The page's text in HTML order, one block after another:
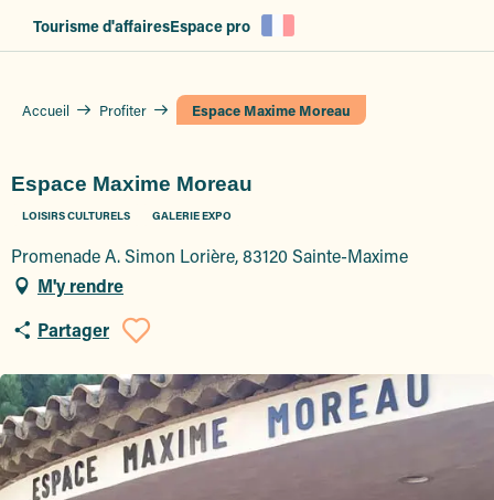
Tourisme d'affairesEspace pro
Accueil Profiter Espace Maxime Moreau
Espace Maxime Moreau
LOISIRS CULTURELS GALERIE EXPO
Promenade A. Simon Lorière, 83120 Sainte-Maxime
M'y rendre
Partager
Ajouter aux favoris